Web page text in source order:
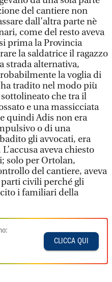
del cantiere non
dall’altra parte nè
come del resto aveva
prima la Provincia
la saldatrice il ragazzo
strada alternativa,
la voglia di
tradito nel modo più
che tra il
e una massicciata
quindi Adis non era
o di una
gli avvocati, era
aveva chiesto
solo per Ortolan,
del cantiere, aveva
parti civili perché gli
i familiari della
CLICCA QUI